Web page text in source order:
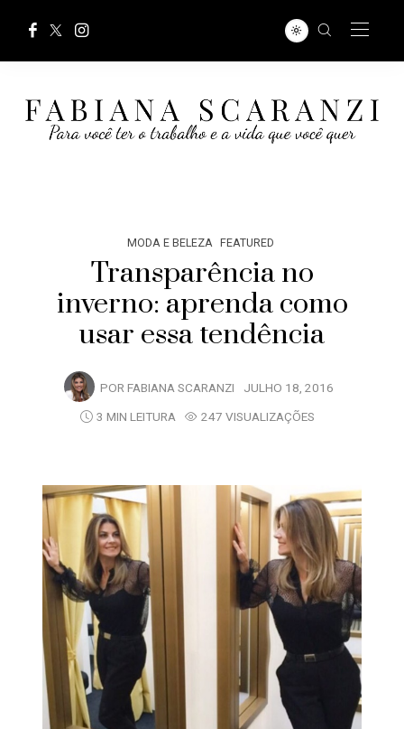
MODA E BELEZA FEATURED
Transparência no
inverno: aprenda como
usar essa tendência
POR FABIANA SCARANZI JULHO 18, 2016
3 MIN LEITURA
247 VISUALIZAÇÕES